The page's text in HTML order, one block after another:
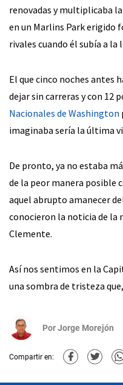
renovadas y multiplicaba
en un Marlins Park erigido
rivales cuando él subía a la
El que cinco noches antes
dejar sin carreras y con 12
Nacionales de Washington
imaginaba sería la última
De pronto, ya no estaba
de la peor manera posible
aquel abrupto amanecer
conocieron la noticia de la
Clemente.
Así nos sentimos en la
una sombra de tristeza
PorJorge Morejón
Compartir en: